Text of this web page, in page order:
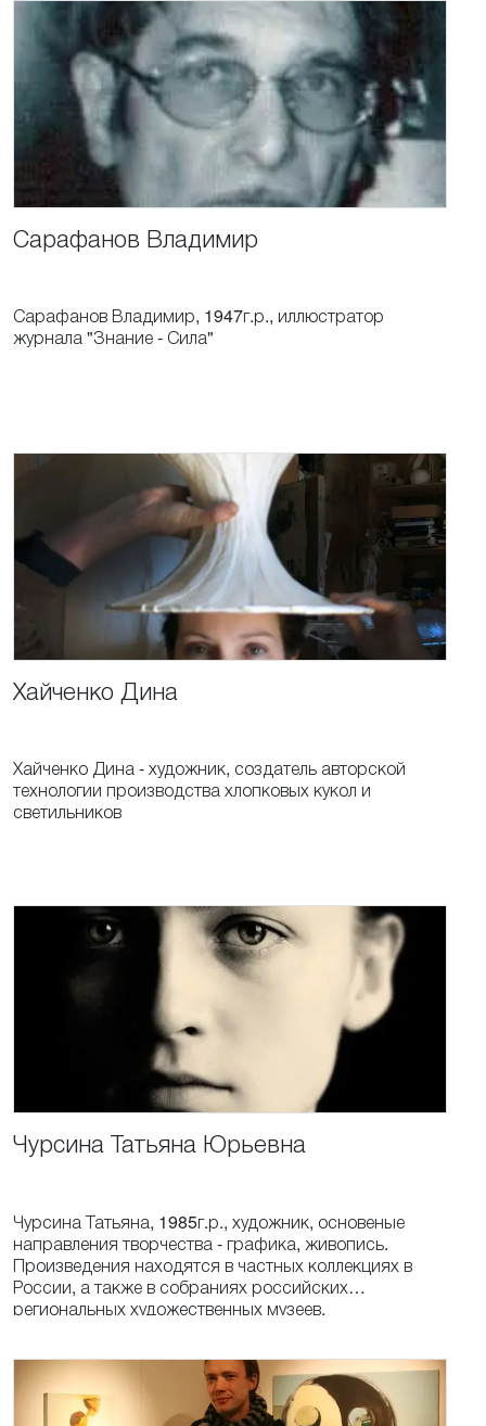
Сарафанов Владимир
Сарафанов Владимир, 1947г.р., иллюстратор
журнала "Знание - Сила"
Хайченко Дина
Хайченко Дина - художник, создатель авторской
технологии производства хлопковых кукол и
светильников
ЧурсинаТатьяна Юрьевна
Чурсина Татьяна, 1985г.р., художник, основеные
направления творчества - графика, живопись.
Произведения находятся в частных коллекциях в
России, а также в собраниях российских
региональных художественных музеев.